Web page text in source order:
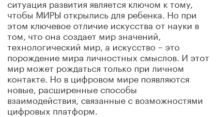
ситуация развития является ключом к тому,
чтобы МИРЫ открылись для ребенка. Но при
этом ключевое отличие искусства от науки в
том, что она создает мир значений,
технологический мир, а искусство – это
порождение мира личностных смыслов. И этот
мир может рождаться только при личном
контакте. Но в цифровом мире появляются
новые, расширенные способы
взаимодействия, связанные с возможностями
цифровых платформ.